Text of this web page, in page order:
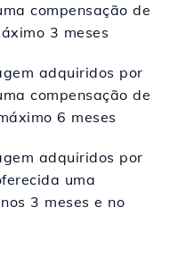
compensação de
3 meses
adquiridos por
compensação de
6 meses
adquiridos por
uma
3 meses e no